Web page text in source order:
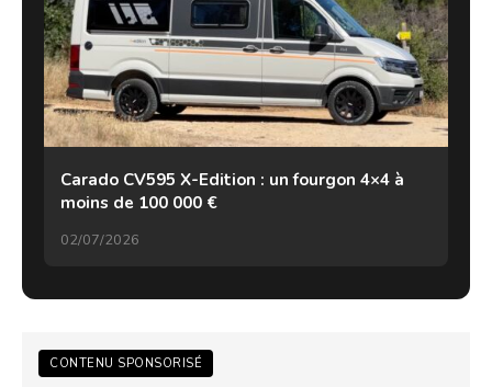
Carado CV595 X-Edition : un fourgon 4×4 à
moins de 100 000 €
02/07/2026
CONTENU SPONSORISÉ